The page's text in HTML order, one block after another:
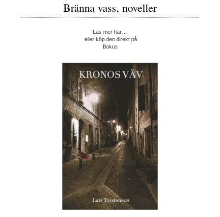
Bränna vass, noveller
Läs mer här…
eller köp den direkt på
Bokus